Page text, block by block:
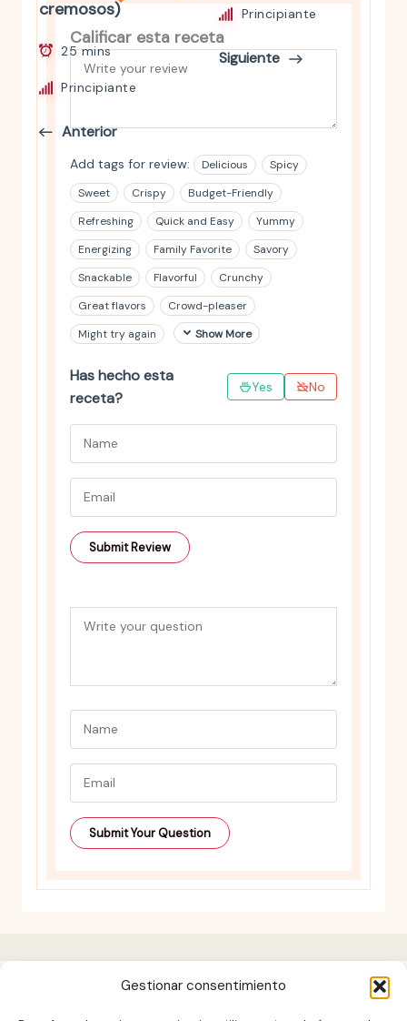
Gestionar consentimiento
cremosos)
25 mins
Principiante
Anterior
Principiante
Siguiente
Calificar esta receta
Add tags for review: Delicious
Spicy
Sweet
Crispy
Budget-Friendly
Refreshing
Quick and Easy
Yummy
Energizing
Family Favorite
Savory
Snackable
Flavorful
Crunchy
Great flavors
Crowd-pleaser
Might try again
Show More
Has hecho esta
receta?
Yes No